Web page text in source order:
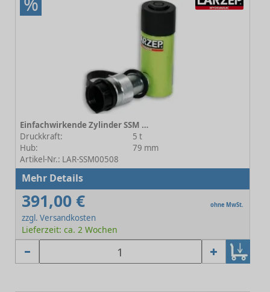
Einfachwirkende Zylinder SSM 00508
Druckkraft:
5 t
Hub:
79 mm
Artikel-Nr.: LAR-SSM00508
Mehr Details
391,00 € ohne MwSt.
zzgl. Versandkosten
Lieferzeit: ca. 2 Wochen